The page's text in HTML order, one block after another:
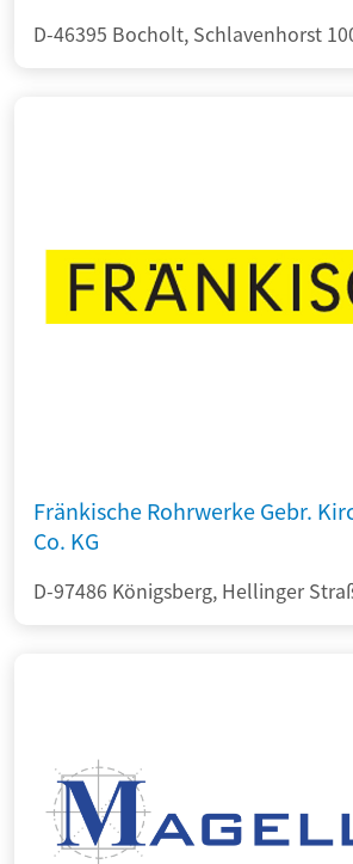
D-46395 Bocholt, Schlavenhorst
Fränkische Rohrwerke Gebr.
Co. KG
D-97486 Königsberg, Hellinger